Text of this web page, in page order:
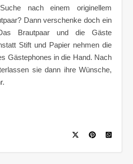
Dann verschenke doch ein
Brautpaar und die Gäste
Stift und Papier nehmen die
Gästephones in die Hand. Nach
sie dann ihre Wünsche,